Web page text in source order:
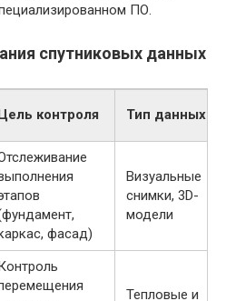
ПО.
спутниковых данных
контроля Тип данных
фасад)
Визуальные
снимки, 3D-
модели
Тепловые и